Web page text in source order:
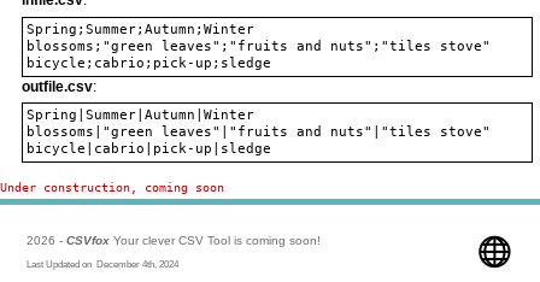
Spring;Summer;Autumn;Winter
blossoms;"green leaves";"fruits and nuts";"tiles stove"
outfile.csv:
Spring|Summer|Autumn|Winter
blossoms|"green leaves"|"fruits and nuts"|"tiles stove"
Under construction, coming soon
2026 -CSVfox Your clever CSV Tool is coming soon!
Last Updated on December 4th, 2024